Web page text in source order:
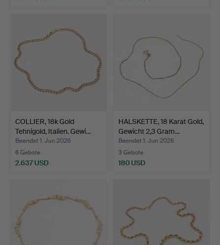
COLLIER, 18k Gold
Tehnigold, Italien. Gewi…
Beendet 1. Jun 2026
6 Gebote
2.637 USD
HALSKETTE, 18 Karat Gold,
Gewicht 2,3 Gram…
Beendet 1. Jun 2026
3 Gebote
180 USD